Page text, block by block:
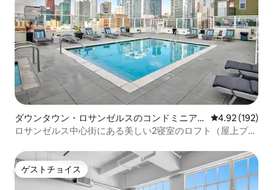
ダウンタウン・ロサンゼルスのコンドミニア
ム
レビュー192
4.92 (192)
ロサンゼルス中心街にある美しい2寝室のロフト（屋上プー
ゲストチョイス
ゲストチョイス